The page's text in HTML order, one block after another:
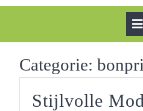
Categorie:
Stijlvolle